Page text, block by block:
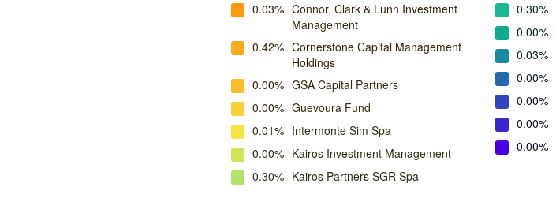
0.03% Connor, Clark & Lunn Investment
Management
0.42% Cornerstone Capital Management
Holdings
0.00% GSA Capital Partners
0.00% Guevoura Fund
0.01% Intermonte Sim Spa
0.00% Kairos Investment Management
0.30% Kairos Partners SGR Spa
0.30%
0.00%
0.03%
0.00%
0.00%
0.00%
0.00%